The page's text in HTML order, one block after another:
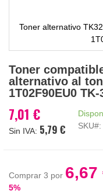
Toner alternativo
al
comienzo
de
galería
de
Toner
alternativo al
1T02F90EU0 TK-
7,01 €
5,79 €
SKU
Comprar 3 por 6,67
5%